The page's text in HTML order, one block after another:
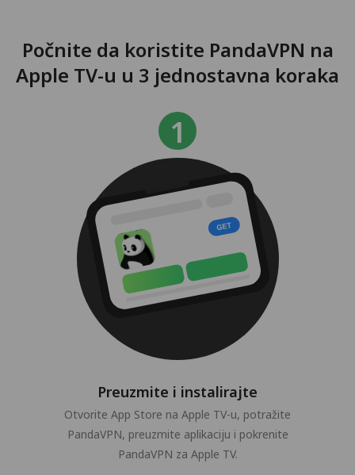
Počnite da koristite PandaVPN na
Apple TV-u u 3 jednostavna koraka
Preuzmite i instalirajte
Otvorite App Store na Apple TV-u, potražite
PandaVPN, preuzmite aplikaciju i pokrenite
PandaVPN za Apple TV.